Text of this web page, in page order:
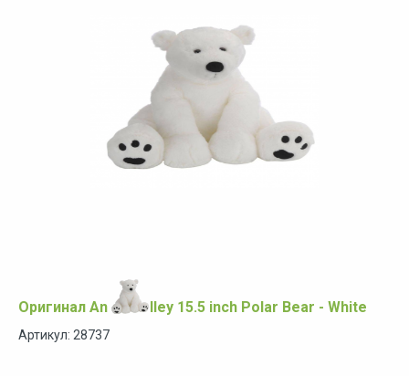
Оригинал Animal Alley 15.5 inch Polar Bear - White
Артикул: 28737